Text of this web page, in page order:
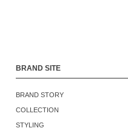
BRAND SITE
BRAND STORY
COLLECTION
STYLING